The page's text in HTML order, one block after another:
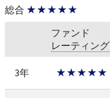
総合 ★★★★★
ファンド
レーティング
3年 ★★★★★